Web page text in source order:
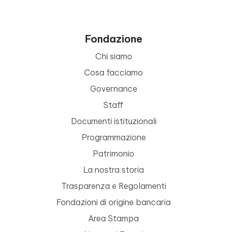
Fondazione
Chi siamo
Cosa facciamo
Governance
Staff
Documenti istituzionali
Programmazione
Patrimonio
La nostra storia
Trasparenza e Regolamenti
Fondazioni di origine bancaria
Area Stampa